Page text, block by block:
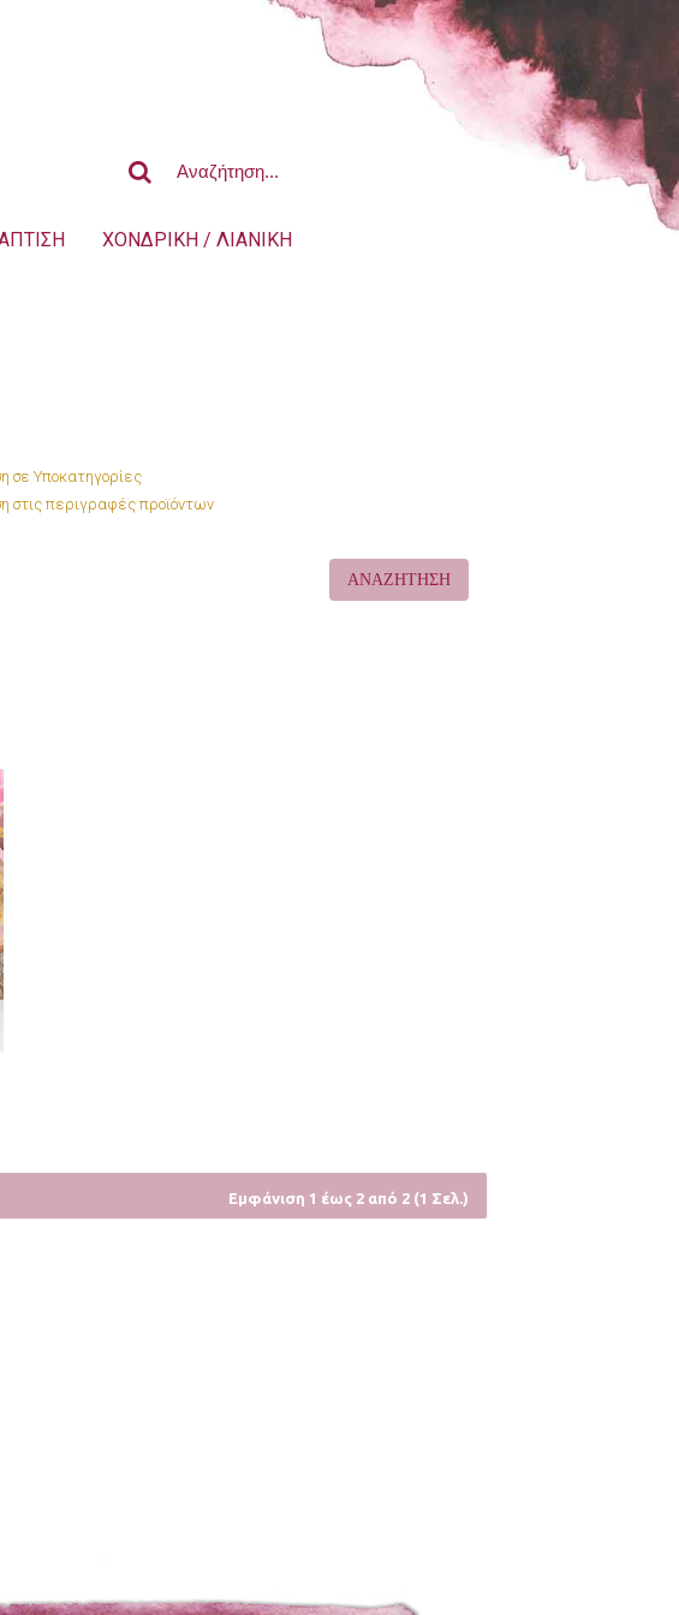
ΧΟΝΔΡΙΚΗ / ΛΙΑΝΙΚΗ
σε Υποκατηγορίες
στις περιγραφές προϊόντων
Εμφάνιση 1 έως 2 από 2 (1 Σελ.)